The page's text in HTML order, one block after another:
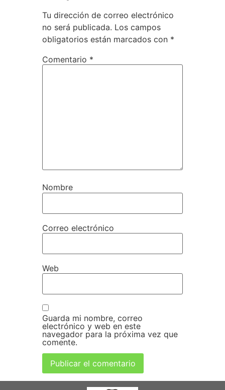
Tu dirección de correo electrónico
no será publicada. Los campos
obligatorios están marcados con *
Comentario *
Nombre
Correo electrónico
Web
Guarda mi nombre, correo
electrónico y web en este
navegador para la próxima vez que
comente.